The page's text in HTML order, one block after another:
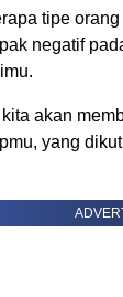
tipe
negatif
akan
yang